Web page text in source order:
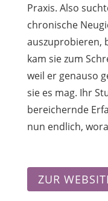
Praxis. Also
chronische
auszuprobieren,
kam sie zum
weil er genauso
sie es mag. Ihr
bereichernde
nun endlich,
ZUR